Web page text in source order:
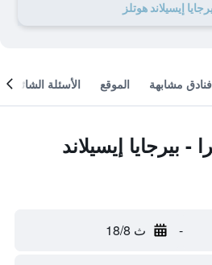
فنادق مشابهة الموقع الأسئلة الشائعة
إيسيلاند
- ث 18/8